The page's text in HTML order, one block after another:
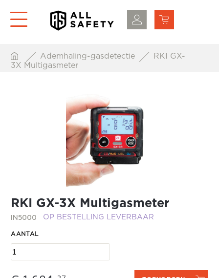
Ademhaling-gasdetectie
RKI GX-
3X Multigasmeter
RKI GX-3X Multigasmeter
IN5000 OP BESTELLING LEVERBAAR
AANTAL